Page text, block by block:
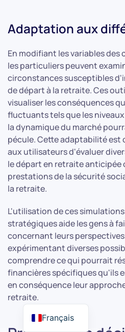
Adaptation aux
En modifiant les variables
les particuliers peuvent
circonstances susceptibles
de départ à la retraite. Ces
visualiser les conséquences
fluctuants tels que les
la dynamique du marché
pécule. Cette adaptabilité est
aux utilisateurs d'évaluer
le départ en retraite anticipée
prestations de la sécurité
la retraite.
L'utilisation de ces
stratégiques aide les gens à
concernant leurs
expérimentant diverses
comprendre ce qui pourrait
financières spécifiques qu'ils
en conséquence leur
retraite.
Français